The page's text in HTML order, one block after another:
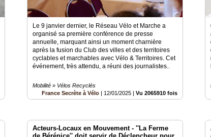
Le 9 janvier dernier, le Réseau Vélo et Marche a
organisé sa première conférence de presse
annuelle, marquant ainsi un moment charnière
après la fusion du Club des villes et des territoires
cyclables et marchables avec Vélo & Territoires. Cet
événement, très attendu, a réuni des journalistes..
Mobilité » Vélos Recyclés
France Secrète à Vélo | 12/01/2025 |Vu 2065910 fois
Acteurs-Locaux en Mouvement - ''La Ferme